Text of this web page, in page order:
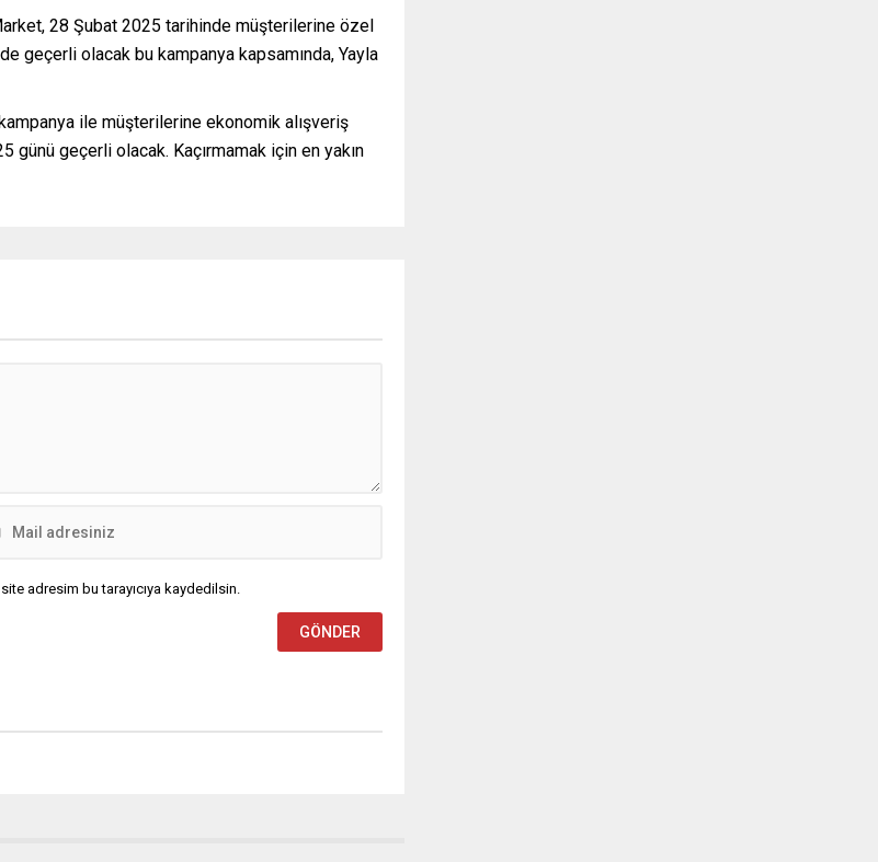
28 Şubat 2025 tarihinde müşterilerine özel
geçerli olacak bu kampanya kapsamında, Yayla
ile müşterilerine ekonomik alışveriş
günü geçerli olacak. Kaçırmamak için en yakın
adresim bu tarayıcıya kaydedilsin.